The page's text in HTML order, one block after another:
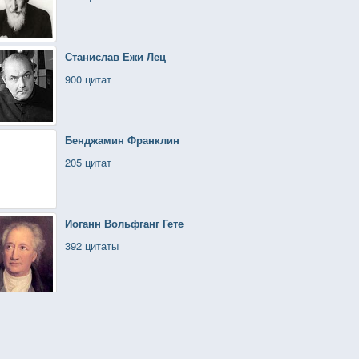
Станислав Ежи Лец
900 цитат
Бенджамин Франклин
205 цитат
Иоганн Вольфганг Гете
392 цитаты